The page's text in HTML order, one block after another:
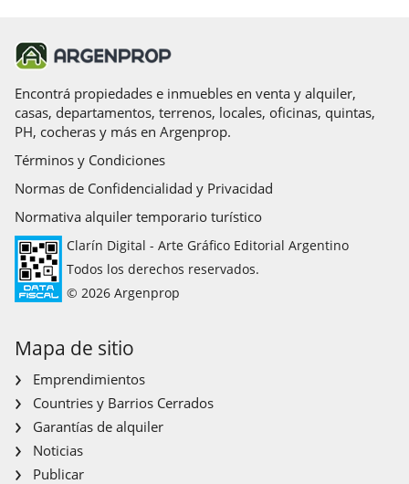
Encontrá propiedades e inmuebles en venta y alquiler,
casas, departamentos, terrenos, locales, oficinas, quintas,
PH, cocheras y más en Argenprop.
Términos y Condiciones
Normas de Confidencialidad y Privacidad
Normativa alquiler temporario turístico
Clarín Digital - Arte Gráfico Editorial Argentino
Todos los derechos reservados.
© 2026 Argenprop
Mapa de sitio
Emprendimientos
Countries y Barrios Cerrados
Garantías de alquiler
Noticias
Publicar